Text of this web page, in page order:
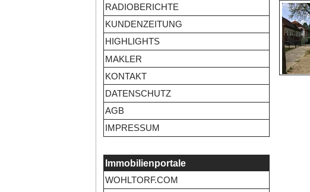
RADIOBERICHTE
KUNDENZEITUNG
HIGHLIGHTS
MAKLER
KONTAKT
DATENSCHUTZ
AGB
IMPRESSUM
Immobilienportale
WOHLTORF.COM